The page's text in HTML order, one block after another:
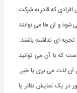
که قادر به شرکت
و آن ها می توانند
ای نداشته باشند.
که با آن می توانید
آن لذت می ‌بری یا خیر.
در یک نمایش تئاتر یا